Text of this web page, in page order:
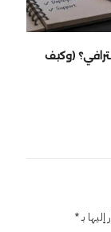
(وكيف
بـ*